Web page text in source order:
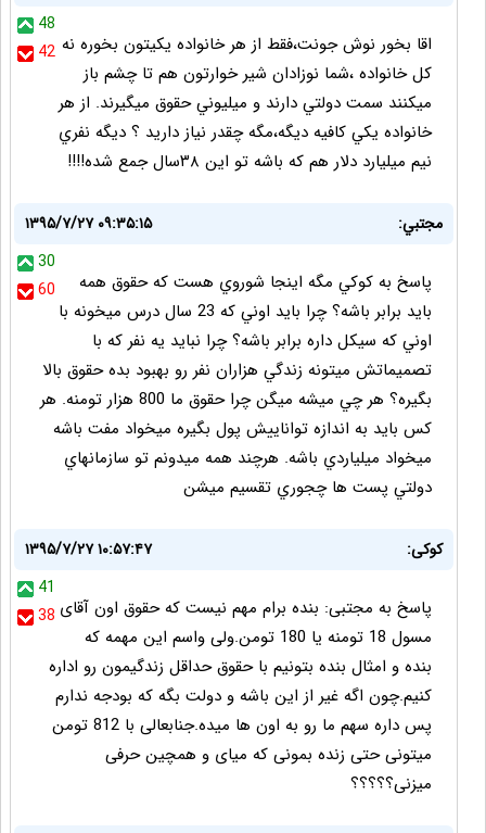
48
42 اقا بخور نوش جونت،فقط از هر خانواده يكيتون بخوره نه
كل خانواده ،شما نوزادان شير خوارتون هم تا چشم باز
ميكنند سمت دولتي دارند و ميليوني حقوق ميگيرند. از هر
خانواده يكي كافيه ديگه،مگه چقدر نياز داريد ؟ ديگه نفري
نيم ميليارد دلار هم كه باشه تو اين ٣٨سال جمع شده!!!!
مجتبي:
۱۳۹۵/۷/۲۷ ۰۹:۳۵:۱۵
30
60
پاسخ به کوکي مگه اينجا شوروي هست که حقوق همه
بايد برابر باشه؟ چرا بايد اوني که 23 سال درس ميخونه با
اوني که سيکل داره برابر باشه؟ چرا نبايد يه نفر که با
تصميماتش ميتونه زندگي هزاران نفر رو بهبود بده حقوق بالا
بگيره؟ هر چي ميشه ميگن چرا حقوق ما 800 هزار تومنه. هر
کس بايد به اندازه تواناييش پول بگيره ميخواد مفت باشه
ميخواد ميلياردي باشه. هرچند همه ميدونم تو سازمانهاي
دولتي پست ها چجوري تقسيم ميشن
کوکی:
۱۳۹۵/۷/۲۷ ۱۰:۵۷:۴۷
41
38 پاسخ به مجتبی: بنده برام مهم نیست که حقوق اون آقای
مسول 18 تومنه یا 180 تومن.ولی واسم این مهمه که
بنده و امثال بنده بتونیم با حقوق حداقل زندگیمون رو اداره
کنیم.چون اگه غیر از این باشه و دولت بگه که بودجه ندارم
پس داره سهم ما رو به اون ها میده.جنابعالی با 812 تومن
میتونی حتی زنده بمونی که میای و همچین حرفی
میزنی؟؟؟؟؟